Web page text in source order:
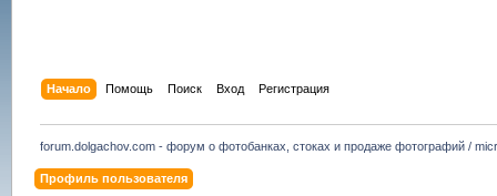
Начало Помощь Поиск Вход Регистрация
forum.dolgachov.com - форум о фотобанках, стоках и продаже фотографий /
Профиль пользователя